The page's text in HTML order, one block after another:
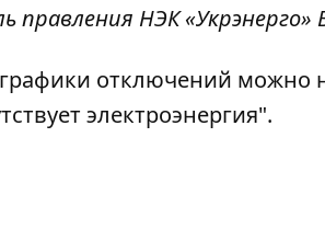
правления НЭК
отключений можно
электроэнергия".